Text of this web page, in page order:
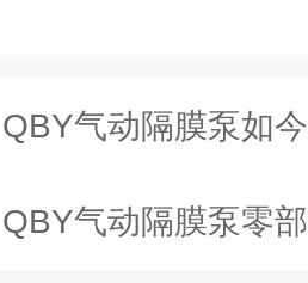
QBY气动隔膜泵如今的市
QBY气动隔膜泵零部件